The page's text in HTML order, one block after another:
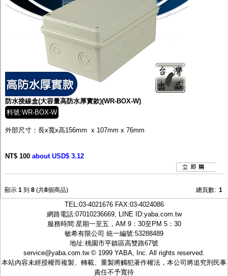
防水接線盒(大容量高防水厚實款)(WR-BOX-W)
料號:WR-BOX-W
外部尺寸：長x寬x高156mm x 107mm x 76mm
NT$ 100 about USD$ 3.12
顯示 1 到 8 (共8個商品) 總頁數: 1
TEL:03-4021676FAX:03-4024086
網路電話:07010236669, LINE ID:yaba.com.tw
服務時間:星期一至五，AM 9：30至PM 5：30
敏希有限公司 統一編號:53288489
地址:桃園市平鎮區高雙路67號
service@yaba.com.tw© 1999 YABA, Inc. All rights reserved.
本站內容未經授權而複製、轉載、重製將觸犯著作權法，本公司將追究刑民事
責任不予寬待